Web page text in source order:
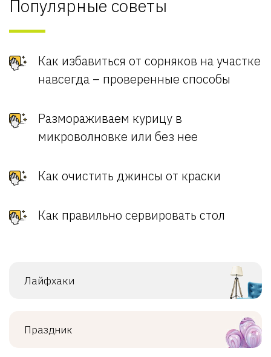
Популярные советы
Как избавиться от сорняков на участке
навсегда – проверенные способы
Размораживаем курицу в
микроволновке или без нее
Как очистить джинсы от краски
Как правильно сервировать стол
Лайфхаки
Праздник